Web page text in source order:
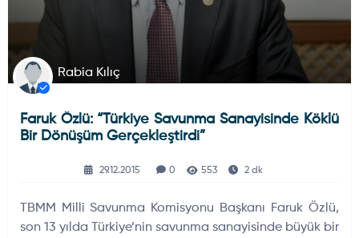
Rabia Kılıç
Faruk Özlü: “Türkiye Savunma Sanayisinde Köklü
Bir Dönüşüm Gerçekleştirdi”
29.12.2015 0 553 2 dk
TBMM Milli Savunma Komisyonu Başkanı Faruk Özlü,
son 13 yılda Türkiye’nin savunma sanayisinde büyük bir